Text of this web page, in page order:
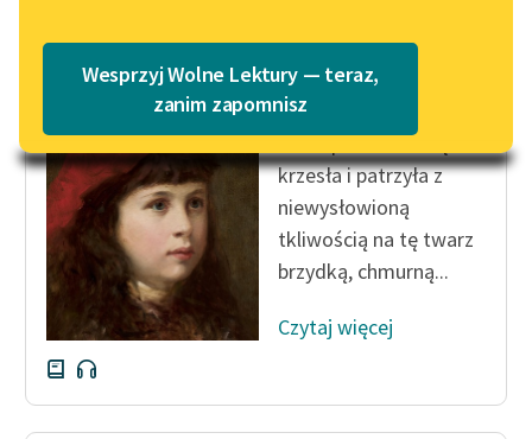
Lektury szkolne i klasyka
literatury do słuchania dla
uczennic i uczniów z
niepełnosprawnościami
E-kolekcja lektur
szkolnych i literatury do
słuchania dla uczennic i
uczniów z
niepełnosprawnościami
Feministyczne inspiracje.
Katalog w formacie PDF
Wesprzyj Wolne Lektury — teraz,
zanim zapomnisz
Kornel Makuszyński
Awantura o Basię
Basia podniosła się z
krzesła i patrzyła z
niewysłowioną
tkliwością na tę twarz
brzydką, chmurną...
Czytaj więcej